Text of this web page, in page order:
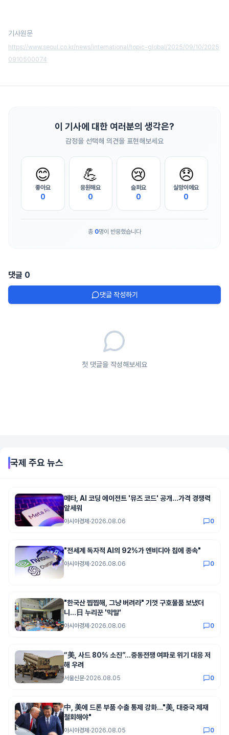
기사원문
https://www.seoul.co.kr/news/international/topic-global/2025/09/10/2025
0910500074
이 기사에 대한 여러분의 생각은?
감정을 선택해 의견을 표현해보세요
😊
좋아요
0
💪
응원해요
0
😢
슬퍼요
0
😞
실망이에요
0
총 0명이 반응했습니다
댓글 0
댓글 작성하기
첫 댓글을 작성해보세요
국제 주요 뉴스
메타, AI 코딩 에이전트 '뮤즈 코드' 공개…가격 경쟁력
앞세워
아시아경제 ·2026.08.06 0
"전세계 독자적 AI의 92%가 엔비디아 칩에 종속"
아시아경제 ·2026.08.06 0
"한국산 찝찝해, 그냥 버려라" 기껏 구호물품 보냈더
니…日 누리꾼 '막말'
아시아경제 ·2026.08.06 0
“美, 사드 80% 소진”...중동전쟁 여파로 위기 대응 저
해 우려
서울신문·2026.08.05 0
中, 美에 드론 부품 수출 통제 강화…"美, 대중국 제재
철회해야"
아시아경제 ·2026.08.05 0